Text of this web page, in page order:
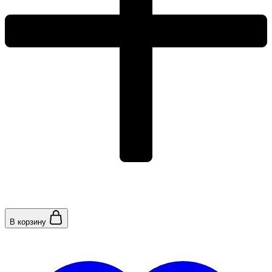
В корзину